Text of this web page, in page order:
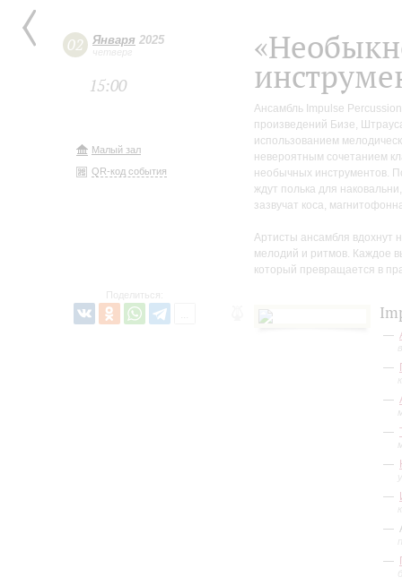
02 Января 2025
четверг
15:00
Малый зал
QR-код события
Поделиться:
Ансамбль Impulse
произведений Бизе,
использованием
невероятным сочетанием
необычных инструментов.
ждут полька для
зазвучат коса,
Артисты ансамбля вдохнут
мелодий и ритмов. Каждое
который превращается в